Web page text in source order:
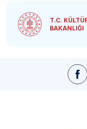
T.C.
BAKANLIĞI